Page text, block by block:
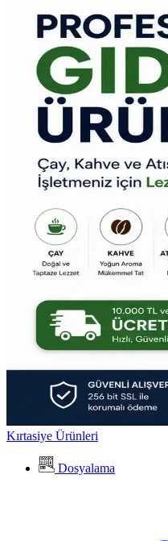
Kırtasiye Ürünleri
Dosyalama